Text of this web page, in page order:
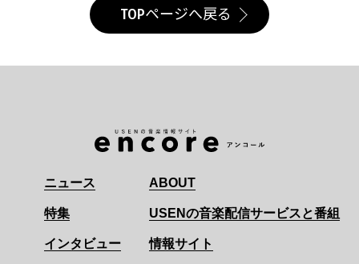
TOPページへ戻る
ニュース
特集
インタビュー
ABOUT
USENの音楽配信サービスと番組
情報サイト